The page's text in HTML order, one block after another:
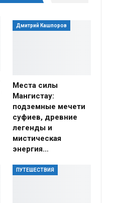
Дмитрий Кашпоров
Места силы
Мангистау:
подземные мечети
суфиев, древние
легенды и
мистическая
энергия…
ПУТЕШЕСТВИЯ